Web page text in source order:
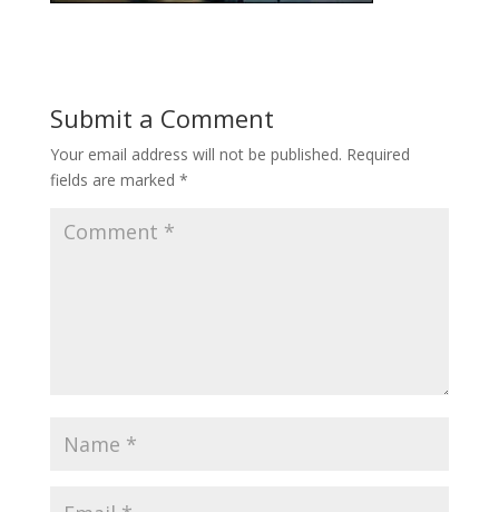
Submit a Comment
Your email address will not be published. Required
fields are marked *